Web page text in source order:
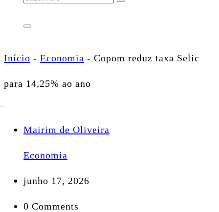
for:
Início - Economia - Copom reduz taxa Selic
para 14,25% ao ano
Mairim de Oliveira
Economia
junho 17, 2026
0 Comments